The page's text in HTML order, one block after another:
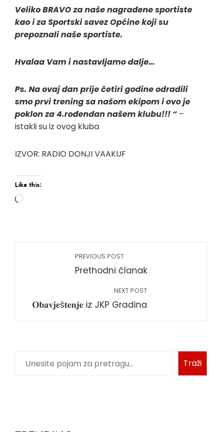
Veliko BRAVO za naše nagrađene sportiste
kao i za Sportski savez Općine koji su
prepoznali naše sportiste.
Hvalaa Vam i nastavljamo dalje…
Ps. Na ovaj dan prije četiri godine odradili
smo prvi trening sa našom ekipom i ovo je
poklon za 4.rođendan našem klubu!!! “ –
istakli su iz ovog kluba
IZVOR: RADIO DONJI VAAKUF
Like this:
PREVIOUS POST
Prethodni članak
NEXT POST
𝐎𝐛𝐚𝐯𝐣𝐞š𝐭𝐞𝐧𝐣𝐞 iz JKP Gradina
Traži